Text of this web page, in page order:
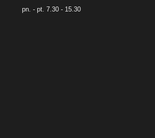
pn. - pt. 7.30 - 15.30